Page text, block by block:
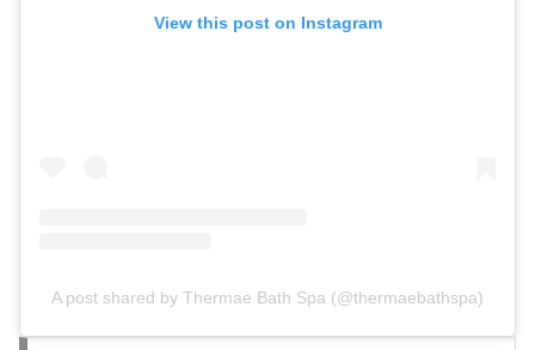
View this post on Instagram
A post shared by Thermae Bath Spa (@thermaebathspa)